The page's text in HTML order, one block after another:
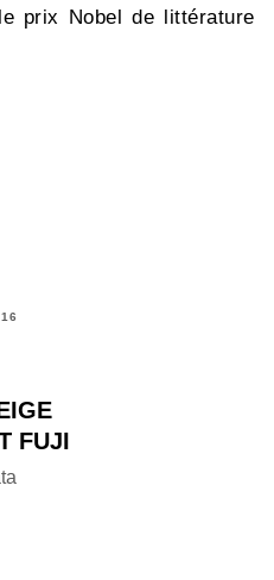
prix Nobel de littérature
FUJI